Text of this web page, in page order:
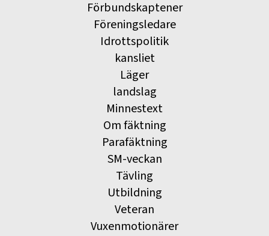
Förbundskaptener
Föreningsledare
Idrottspolitik
kansliet
Läger
landslag
Minnestext
Om fäktning
Parafäktning
SM-veckan
Tävling
Utbildning
Veteran
Vuxenmotionärer